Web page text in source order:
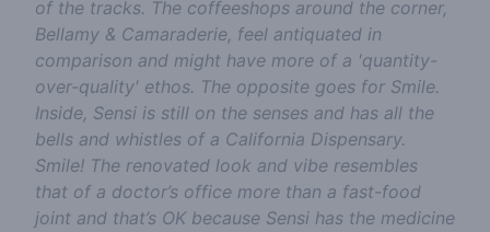
of the tracks. The coffeeshops around the corner,
Bellamy & Camaraderie, feel antiquated in
comparison and might have more of a 'quantity-
over-quality' ethos. The opposite goes for Smile.
Inside, Sensi is still on the senses and has all the
bells and whistles of a California Dispensary.
Smile! The renovated look and vibe resembles
that of a doctor’s office more than a fast-food
joint and that’s OK because Sensi has the medicine